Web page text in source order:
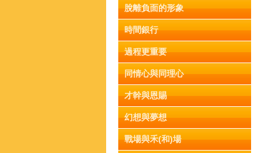
脫離負面的形象
時間銀行
過程更重要
同情心與同理心
才幹與恩賜
幻想與夢想
戰場與禾(和)場